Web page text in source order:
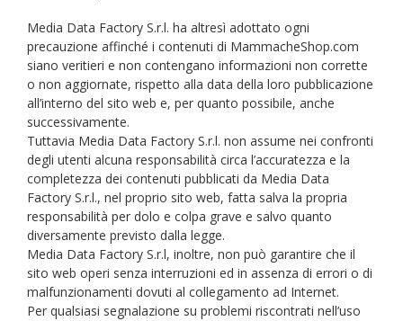
Media Data Factory S.r.l. ha altresì adottato ogni
precauzione affinché i contenuti di MammacheShop.com
siano veritieri e non contengano informazioni non corrette
o non aggiornate, rispetto alla data della loro pubblicazione
all’interno del sito web e, per quanto possibile, anche
successivamente.
Tuttavia Media Data Factory S.r.l. non assume nei confronti
degli utenti alcuna responsabilità circa l’accuratezza e la
completezza dei contenuti pubblicati da Media Data
Factory S.r.l., nel proprio sito web, fatta salva la propria
responsabilità per dolo e colpa grave e salvo quanto
diversamente previsto dalla legge.
Media Data Factory S.r.l, inoltre, non può garantire che il
sito web operi senza interruzioni ed in assenza di errori o di
malfunzionamenti dovuti al collegamento ad Internet.
Per qualsiasi segnalazione su problemi riscontrati nell’uso